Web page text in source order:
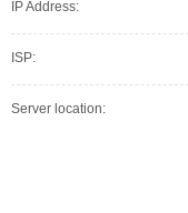
IP Address:
ISP:
Server location: